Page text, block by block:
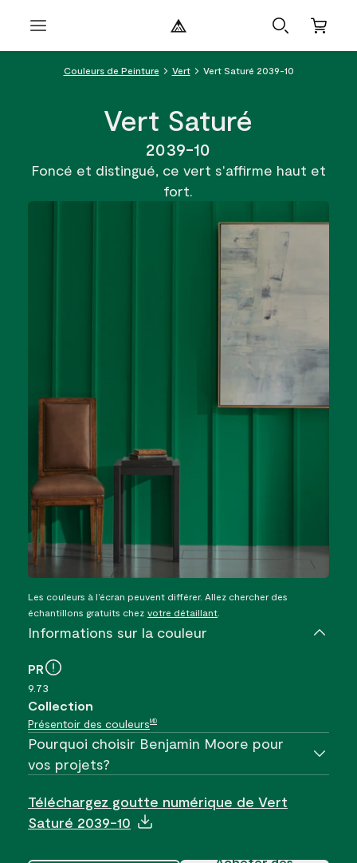
Couleurs de Peinture Vert Vert Saturé 2039-10
Vert Saturé
2039-10
Foncé et distingué, ce vert s'affirme haut et
fort.
Les couleurs à l’écran peuvent différer. Allez chercher des
échantillons gratuits chez votre détaillant
Informations sur la couleur
PR
9.73
Collection
Présentoir des couleursMD
Pourquoi choisir Benjamin Moore pour
vos projets?
Téléchargez goutte numérique de Vert
Saturé 2039-10